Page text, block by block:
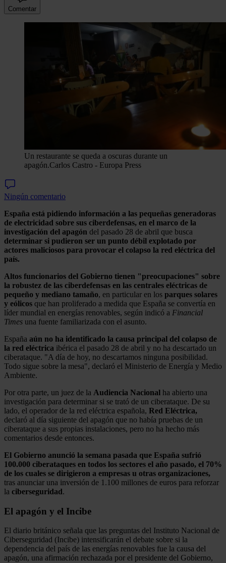
Comentar
Un restaurante se queda a oscuras durante un
apagón.Carlos Castro - Europa Press
Ningún comentario
España está pidiendo información a las pequeñas generadoras
de electricidad sobre sus ciberdefensas, en el marco de la
investigación del apagón del pasado 28 de abril que busca
determinar si pudieron ser un punto débil explotado por
actores maliciosos para provocar el colapso la red eléctrica del
país.
Altos funcionarios del Gobierno tienen "preocupaciones" sobre
la robustez de las ciberdefensas en las centrales eléctricas de
pequeño y mediano tamaño, en particular en los parques solares
y eólicos que han proliferado a medida que España se convertía en
líder mundial en energías renovables, según indicó a Financial
Times una fuente familiarizada con el asunto.
España aún no ha identificado la causa principal del colapso de
la red eléctrica ibérica el pasado 28 de abril y no ha descartado un
ciberataque. "A día de hoy, no descartamos ninguna posibilidad.
Todo sigue sobre la mesa", declaró el Ministerio de Energía y Medio
Ambiente.
Por otra parte, un juez de la Audiencia Nacional ha abierto una
investigación para determinar si se trató de un ciberataque. De su
lado, el operador de la red eléctrica española, Red Eléctrica,
declaró al día siguiente del apagón que no había pruebas de un
ciberataque a sus propias instalaciones, pero no ha hecho más
comentarios desde entonces.
El Gobierno anunció la semana pasada que España sufrió
100.000 ciberataques en todos los sectores el año pasado, el 70%
de los cuales se dirigieron a empresas u otras organizaciones,
tras anunciar una inversión de 1.100 millones de euros para reforzar
la ciberseguridad.
El apagón y el Incibe
El diario británico señala que las preguntas del Instituto Nacional de
Ciberseguridad (Incibe) intensificarán el debate sobre si la
dependencia del país de las energías renovables fue la causa del
apagón, una afirmación rechazada por el presidente del Gobierno,